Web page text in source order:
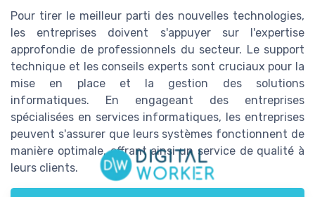
Pour tirer le meilleur parti des nouvelles technologies,
les entreprises doivent s'appuyer sur l'expertise
approfondie de professionnels du secteur. Le support
technique et les conseils experts sont cruciaux pour la
mise en place et la gestion des solutions
informatiques. En engageant des entreprises
spécialisées en services informatiques, les entreprises
peuvent s'assurer que leurs systèmes fonctionnent de
manière optimale, offrant ainsi un service de qualité à
leurs clients.